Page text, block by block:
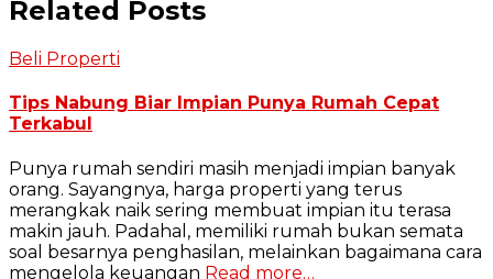
Related Posts
Beli Properti
Tips Nabung Biar Impian Punya Rumah Cepat
Terkabul
Punya rumah sendiri masih menjadi impian banyak
orang. Sayangnya, harga properti yang terus
merangkak naik sering membuat impian itu terasa
makin jauh. Padahal, memiliki rumah bukan semata
soal besarnya penghasilan, melainkan bagaimana cara
mengelola keuangan Read more…